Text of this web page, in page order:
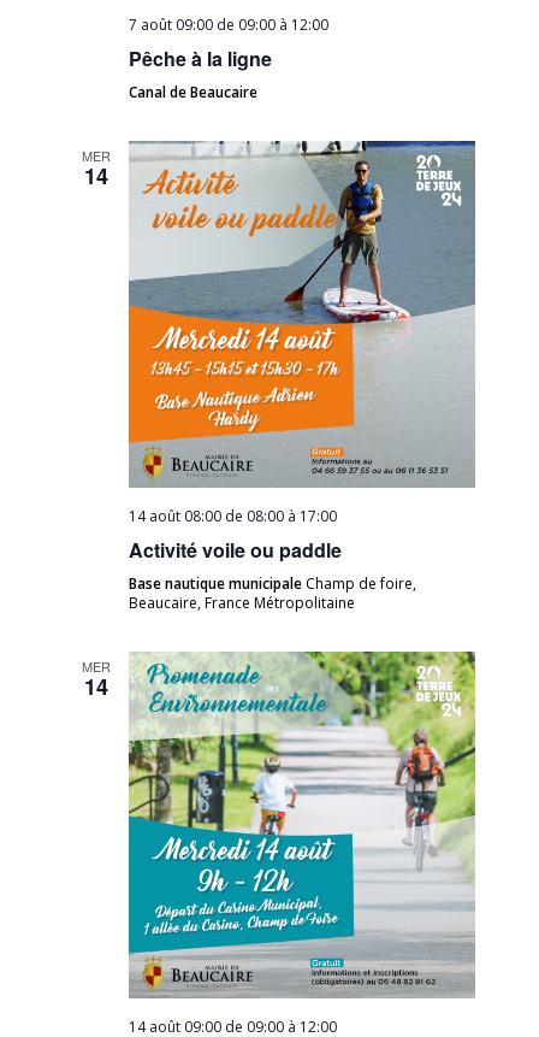
7 août 09:00 de 09:00 à 12:00
Pêche à la ligne
Canal de Beaucaire
MER
14
14 août 08:00 de 08:00 à 17:00
Activité voile ou paddle
Base nautique municipale Champ de foire,
Beaucaire, France Métropolitaine
MER
14
14 août 09:00 de 09:00 à 12:00